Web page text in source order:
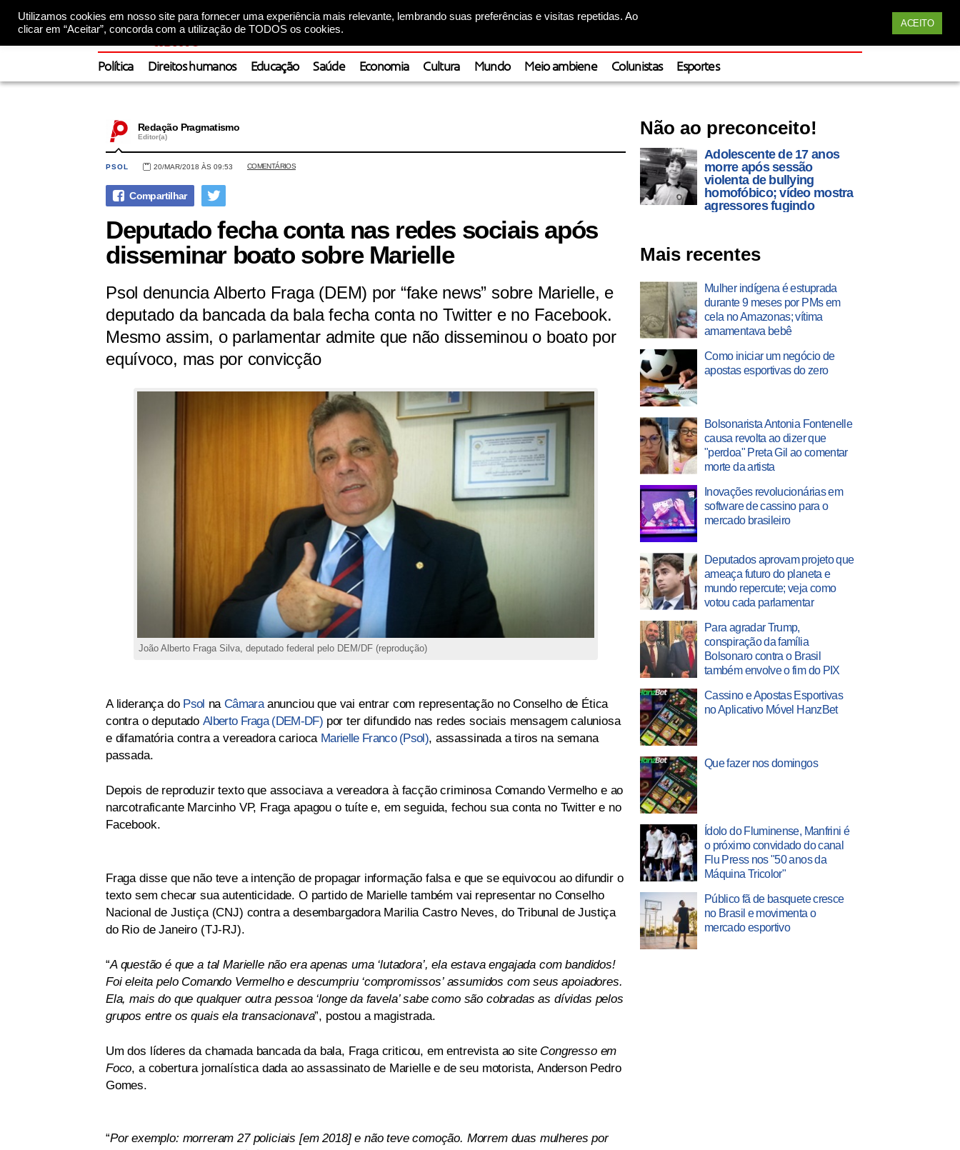
Utilizamos cookies em nosso site para fornecer uma experiência mais relevante, lembrando suas preferências e visitas repetidas. Ao
clicar em “Aceitar”, concorda com a utilização de TODOS os cookies.
ACEITO
Política Direitos humanos Educação Saúde Economia Cultura Mundo Meio ambiene Colunistas Esportes
Redação Pragmatismo
Editor(a)
PSOL 20/MAR/2018 ÀS 09:53 COMENTÁRIOS
Deputado fecha conta nas redes sociais após
disseminar boato sobre Marielle
Psol denuncia Alberto Fraga (DEM) por “fake news” sobre Marielle, e
deputado da bancada da bala fecha conta no Twitter e no Facebook.
Mesmo assim, o parlamentar admite que não disseminou o boato por
equívoco, mas por convicção
João Alberto Fraga Silva, deputado federal pelo DEM/DF (reprodução)
A liderança do Psol naCâmaraanunciou que vai entrar com representação no Conselho de Ética
contra o deputado Alberto Fraga (DEM-DF) por ter difundido nas redes sociais mensagem caluniosa
e difamatória contra a vereadora carioca Marielle Franco (Psol), assassinada a tiros na semana
passada.
Depois de reproduzir texto que associava a vereadora à facção criminosa Comando Vermelho e ao
narcotraficante Marcinho VP, Fraga apagou o tuíte e, em seguida, fechou sua conta no Twitter e no
Facebook.
Fraga disse que não teve a intenção de propagar informação falsa e que se equivocou ao difundir o
texto sem checar sua autenticidade. O partido de Marielle também vai representar no Conselho
Nacional de Justiça (CNJ) contra a desembargadora Marilia Castro Neves, do Tribunal de Justiça
do Rio de Janeiro (TJ-RJ).
“A questão é que a tal Marielle não era apenas uma ‘lutadora’, ela estava engajada com bandidos!
Foi eleita pelo Comando Vermelho e descumpriu ‘compromissos’ assumidos com seus apoiadores.
Ela, mais do que qualquer outra pessoa ‘longe da favela’ sabe como são cobradas as dívidas pelos
grupos entre os quais ela transacionava”, postou a magistrada.
Um dos líderes da chamada bancada da bala, Fraga criticou, em entrevista ao site Congresso em
Foco, a cobertura jornalística dada ao assassinato de Marielle e de seu motorista, Anderson Pedro
Gomes.
“Por exemplo: morreram 27 policiais [em 2018] e não teve comoção. Morrem duas mulheres por
Não ao preconceito!
Adolescente de 17 anos
morre após sessão
violenta de bullying
homofóbico; vídeo mostra
agressores fugindo
Mais recentes
Mulher indígena é estuprada
durante 9 meses por PMs em
cela no Amazonas; vítima
amamentava bebê
Como iniciar um negócio de
apostas esportivas do zero
Bolsonarista Antonia Fontenelle
causa revolta ao dizer que
"perdoa" Preta Gil ao comentar
morte da artista
Inovações revolucionárias em
software de cassino para o
mercado brasileiro
Deputados aprovam projeto que
ameaça futuro do planeta e
mundo repercute; veja como
votou cada parlamentar
Para agradar Trump,
conspiração da família
Bolsonaro contra o Brasil
também envolve o fim do PIX
Cassino e Apostas Esportivas
no Aplicativo Móvel HanzBet
Que fazer nos domingos
Ídolo do Fluminense, Manfrini é
o próximo convidado do canal
Flu Press nos "50 anos da
Máquina Tricolor"
Público fã de basquete cresce
no Brasil e movimenta o
mercado esportivo